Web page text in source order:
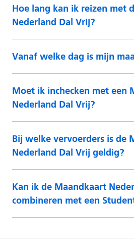
Hoe lang kan ik reizen met
Nederland Dal Vrij?
Vanaf welke dag is mijn
Moet ik inchecken met een
Nederland Dal Vrij?
Bij welke vervoerders is de
Nederland Dal Vrij geldig?
Kan ik de Maandkaart
combineren met een